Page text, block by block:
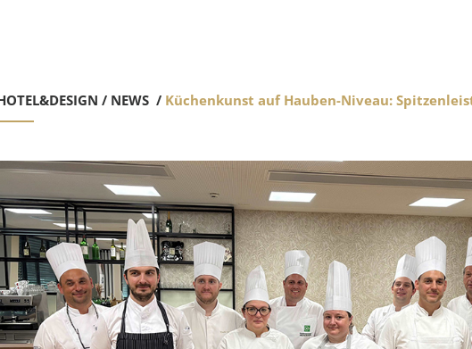
/ NEWS / Küchenkunst auf Hauben-Niveau: